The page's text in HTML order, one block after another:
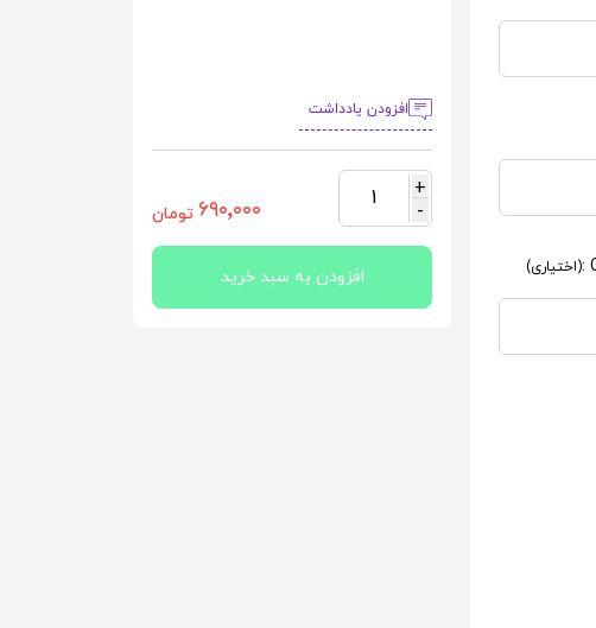
(اختیاری)
افزودن یادداشت
+
-
1 ٦٩٠٬٠٠٠ تومان
افزودن به سبد خرید